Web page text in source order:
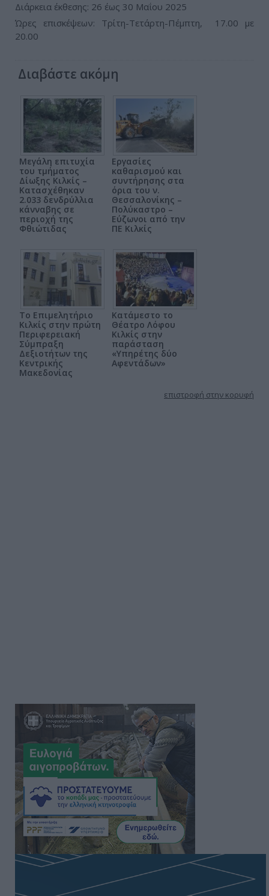
Διάρκεια έκθεσης: 26 έως 30 Μαΐου 2025
Ώρες επισκέψεων: Τρίτη-Τετάρτη-Πέμπτη, 17.00 με
20.00
Διαβάστε ακόμη
Μεγάλη επιτυχία
του τμήματος
Δίωξης Κιλκίς –
Κατασχέθηκαν
2.033 δενδρύλλια
κάνναβης σε
περιοχή της
Φθιώτιδας
Εργασίες
καθαρισμού και
συντήρησης στα
όρια του ν.
Θεσσαλονίκης –
Πολύκαστρο –
Εύζωνοι από την
ΠΕ Κιλκίς
Το Επιμελητήριο
Κιλκίς στην πρώτη
Περιφερειακή
Σύμπραξη
Δεξιοτήτων της
Κεντρικής
Μακεδονίας
Κατάμεστο το
Θέατρο Λόφου
Κιλκίς στην
παράσταση
«Υπηρέτης δύο
Αφεντάδων»
επιστροφή στην κορυφή